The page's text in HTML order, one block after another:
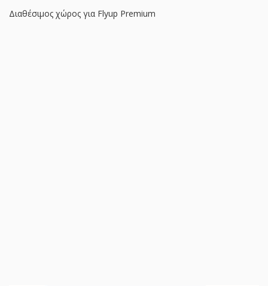
Διαθέσιμος χώρος για Flyup Premium